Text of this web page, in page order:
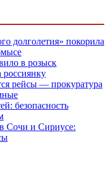
долголетия» покорила
в розыск
россиянку
рейсы — прокуратура
безопасность
Сочи и Сириусе: